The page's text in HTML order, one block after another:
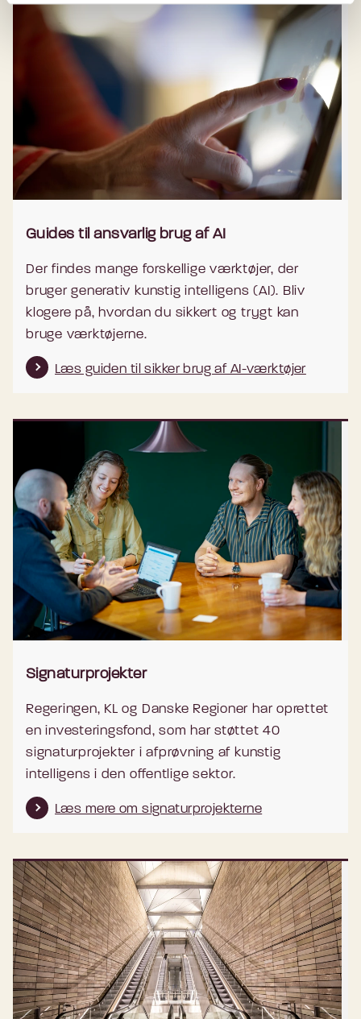
Guides til ansvarlig brug af AI
Der findes mange forskellige værktøjer, der
bruger generativ kunstig intelligens (AI). Bliv
klogere på, hvordan du sikkert og trygt kan
bruge værktøjerne.
Læs guiden til sikker brug af AI-værktøjer
Signaturprojekter
Regeringen, KL og Danske Regioner har oprettet
en investeringsfond, som har støttet 40
signaturprojekter i afprøvning af kunstig
intelligens i den offentlige sektor.
Læs mere om signaturprojekterne